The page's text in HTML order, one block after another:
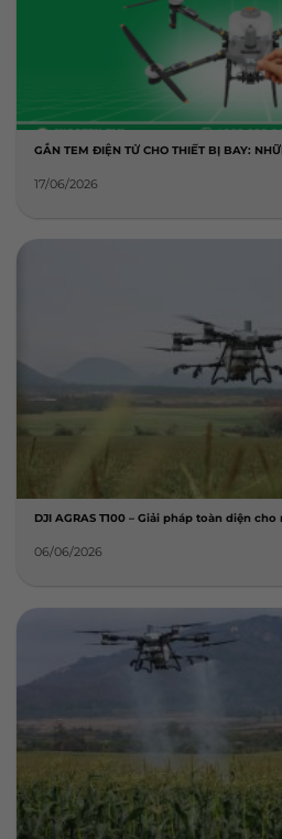
GẮN TEM ĐIỆN TỬ CHO THIẾT BỊ BAY:
17/06/2026
DJI AGRAS T100 – Giải pháp toàn diện
06/06/2026